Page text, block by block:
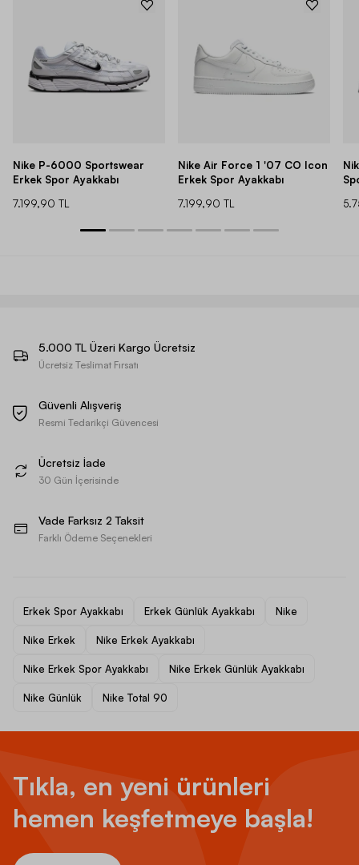
Nike P-6000 Sportswear
Erkek Spor Ayakkabı
7.199,90 TL
Nike Air Force 1 '07 CO Icon
Erkek Spor Ayakkabı
7.199,90 TL
5.000 TL Üzeri Kargo Ücretsiz
Ücretsiz Teslimat Fırsatı
Güvenli Alışveriş
Resmi Tedarikçi Güvencesi
Ücretsiz İade
30 Gün İçerisinde
Vade Farksız 2 Taksit
Farklı Ödeme Seçenekleri
Erkek Spor Ayakkabı Erkek Günlük Ayakkabı Nike
Nike Erkek Nike Erkek Ayakkabı
Nike Erkek Spor Ayakkabı Nike Erkek Günlük Ayakkabı
Nike Günlük Nike Total 90
Tıkla, en yeni ürünleri
hemen keşfetmeye başla!